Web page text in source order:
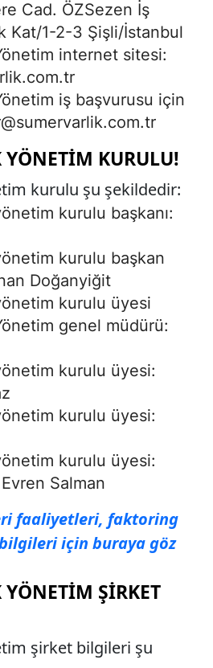
Cad. ÖZSezen İş
Kat/1-2-3 Şişli/İstanbul
internet sitesi:
iş başvurusu için
YÖNETIM KURULU!
kurulu şu şekildedir:
kurulu başkanı:
kurulu başkan
Doğanyiğit
kurulu üyesi
genel müdürü:
kurulu üyesi:
kurulu üyesi:
kurulu üyesi:
Salman
faaliyetleri, faktoring
için buraya göz
ŞIRKET
şirket bilgileri şu